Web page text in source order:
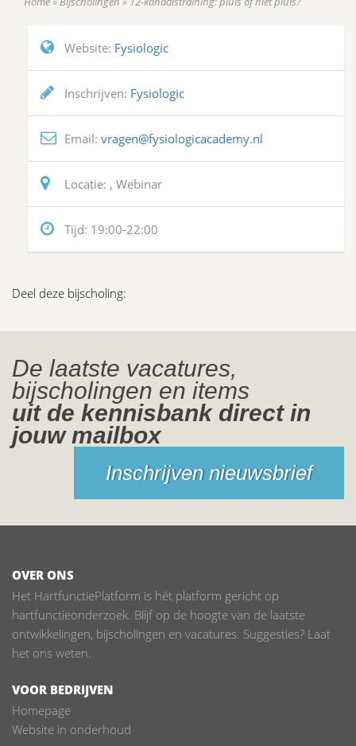
Website: Fysiologic
Inschrijven: Fysiologic
Email: vragen@fysiologicacademy.nl
Locatie: , Webinar
Tijd: 19:00-22:00
Deel deze bijscholing:
De laatste vacatures,
bijscholingen en items
uit de kennisbank direct in
jouw mailbox
Inschrijven nieuwsbrief
OVER ONS
Het HartfunctiePlatform is hét platform gericht op
hartfunctieonderzoek. Blijf op de hoogte van de laatste
ontwikkelingen, bijscholingen en vacatures. Suggesties? Laat
het ons weten.
VOOR BEDRIJVEN
Homepage
Website in onderhoud